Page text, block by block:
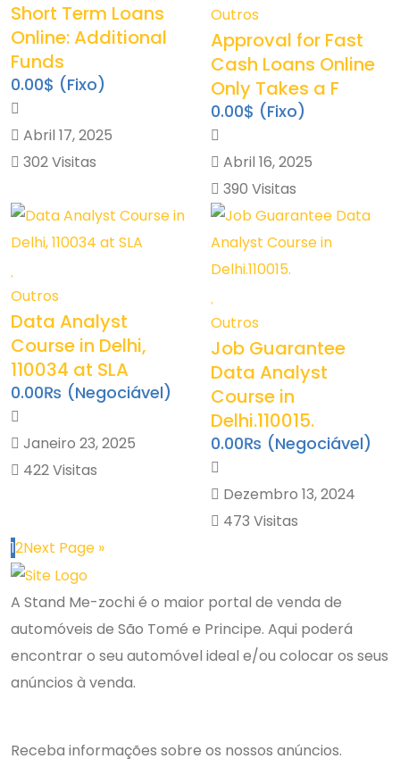
Short Term Loans
Online: Additional
Funds
0.00$ (Fixo)
Abril 17, 2025
302 Visitas
Outros
Approval for Fast
Cash Loans Online
Only Takes a F
0.00$ (Fixo)
Abril 16, 2025
390 Visitas
Outros
Data Analyst
Course in Delhi,
110034 at SLA
0.00₨ (Negociável)
Janeiro 23, 2025
422 Visitas
Outros
Job Guarantee
Data Analyst
Course in
Delhi.110015.
0.00₨ (Negociável)
Dezembro 13, 2024
473 Visitas
12Next Page »
A Stand Me-zochi é o maior portal de venda de
automóveis de São Tomé e Principe. Aqui poderá
encontrar o seu automóvel ideal e/ou colocar os seus
anúncios à venda.
Receba informações sobre os nossos anúncios.